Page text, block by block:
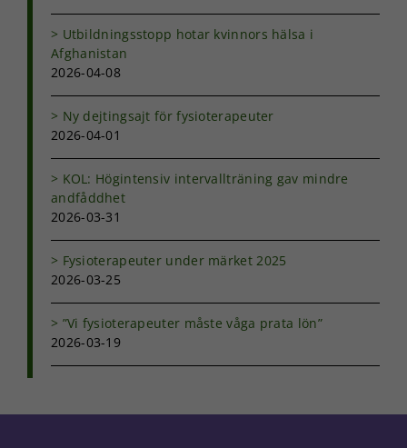
Utbildningsstopp hotar kvinnors hälsa i
Afghanistan
2026-04-08
Ny dejtingsajt för fysioterapeuter
2026-04-01
KOL: Högintensiv intervallträning gav mindre
andfåddhet
2026-03-31
Fysioterapeuter under märket 2025
2026-03-25
”Vi fysioterapeuter måste våga prata lön”
2026-03-19
att försvinna
med dig av dina
intressen och ditt
chansen att få se
personligt